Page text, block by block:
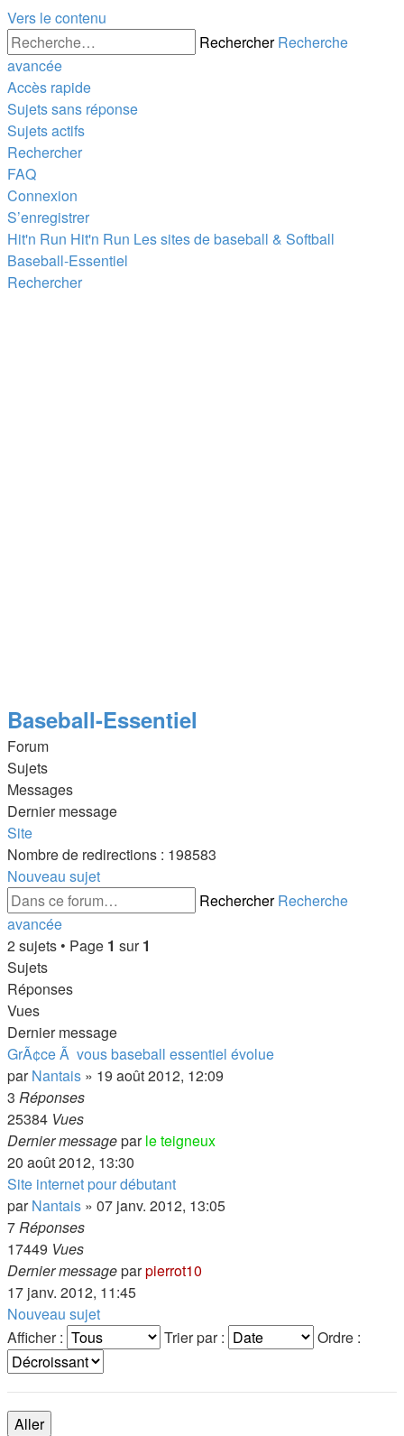
Vers le contenu
Rechercher Recherche
avancée
Accès rapide
Sujets sans réponse
Sujets actifs
Rechercher
FAQ
Connexion
S’enregistrer
Hit'n Run Hit'n Run Les sites de baseball & Softball
Baseball-Essentiel
Rechercher
Baseball-Essentiel
Forum
Sujets
Messages
Dernier message
Site
Nombre de redirections : 198583
Nouveau sujet
Rechercher Recherche
avancée
2 sujets • Page 1 sur1
Sujets
Réponses
Vues
Dernier message
GrÃ¢ce Ã vous baseball essentiel évolue
parNantais » 19 août 2012, 12:09
3 Réponses
25384 Vues
Dernier messageparle teigneux
20 août 2012, 13:30
Site internet pour débutant
parNantais » 07 janv. 2012, 13:05
7Réponses
17449 Vues
Dernier messageparpierrot10
17 janv. 2012, 11:45
Nouveau sujet
Afficher :
Trier par : Ordre :